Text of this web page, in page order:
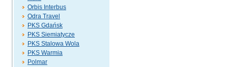
Orbis Interbus
Odra Travel
PKS Gdańsk
PKS Siemiatycze
PKS Stalowa Wola
PKS Warmia
Polmar